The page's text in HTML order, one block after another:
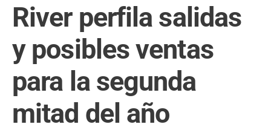
River perfila salidas
y posibles ventas
para la segunda
mitad del año